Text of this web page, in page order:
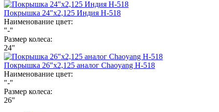
Покрышка 24"х2,125 Индия Н-518
Наименование цвет:
"-"
Размер колеса:
24"
Покрышка 26"х2,125 аналог Chaoyang Н-518
Наименование цвет:
"-"
Размер колеса:
26"